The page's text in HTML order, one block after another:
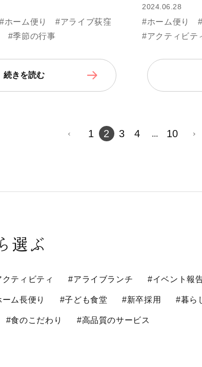
#ホーム便り
#アライブ荻窪
#季節の行事
続きを読む
2024.06.28
#ホーム便り
#アクティビテ
1 2 3 4 ... 10
選ぶ
クティビティ #アライブランチ #イベント報
ーム長便り #子ども食堂 #新卒採用 #暮ら
#食のこだわり #高品質のサービス